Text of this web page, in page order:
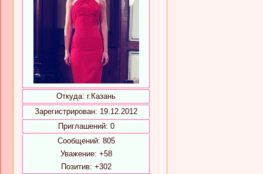
Откуда: г.Казань
Зарегистрирован: 19.12.2012
Приглашений: 0
Сообщений: 805
Уважение: +58
Позитив: +302